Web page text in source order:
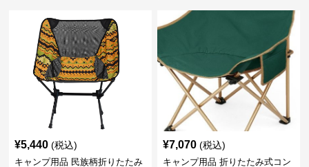
¥5,440 (税込)
キャンプ用品 民族柄折りたたみ
¥7,070 (税込)
キャンプ用品 折りたたみ式コン